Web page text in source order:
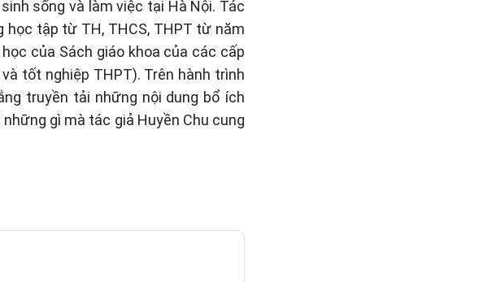
sống và làm việc tại Hà Nội. Tác
học tập từ TH, THCS, THPT từ năm
của Sách giáo khoa của các cấp
tốt nghiệp THPT). Trên hành trình
truyền tải những nội dung bổ ích
gì mà tác giả Huyền Chu cung